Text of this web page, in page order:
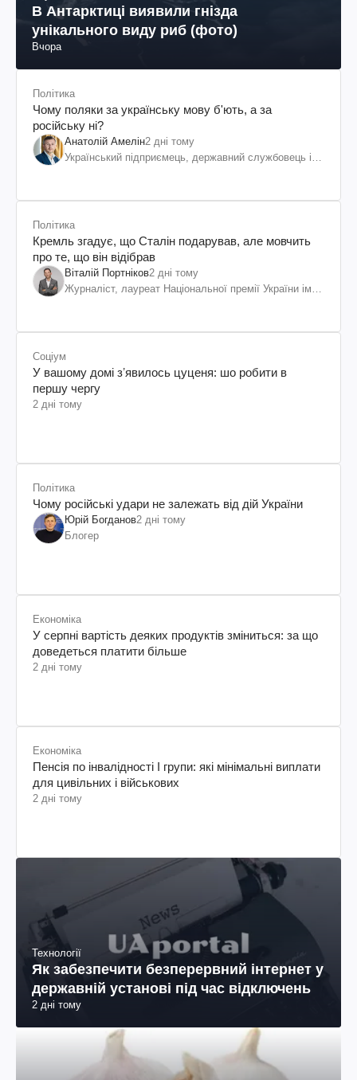
В Антарктиці виявили гнізда
унікального виду риб (фото)
Вчора
Політика
Чому поляки за українську мову б'ють, а за
російську ні?
Анатолій Амелін2 дні тому
Український підприємець, державний службовець і
Політика
Кремль згадує, що Сталін подарував, але мовчить
про те, що він відібрав
Віталій Портніков2 дні тому
Журналіст, лауреат Національної премії України ім.
Соціум
У вашому домі зʼявилось цуценя: шо робити в
першу чергу
2 дні тому
Політика
Чому російські удари не залежать від дій України
Юрій Богданов2 дні тому
Блогер
Економіка
У серпні вартість деяких продуктів зміниться: за що
доведеться платити більше
2 дні тому
Економіка
Пенсія по інвалідності I групи: які мінімальні виплати
для цивільних і військових
2 дні тому
Технології
Як забезпечити безперервний інтернет у
державній установі під час відключень
2 дні тому